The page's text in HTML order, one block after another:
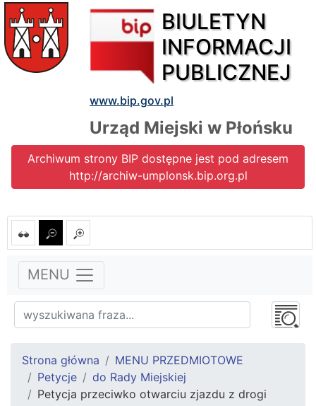
BIULETYN
INFORMACJI
PUBLICZNEJ
www.bip.gov.pl
Urząd Miejski w Płońsku
Archiwum strony BIP dostępne jest pod adresem
http://archiw-umplonsk.bip.org.pl
MENU
Strona główna
MENU PRZEDMIOTOWE
Petycje
do Rady Miejskiej
Petycja przeciwko otwarciu zjazdu z drogi